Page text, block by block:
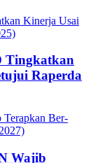
Tingkatkan
Raperda
Wajib